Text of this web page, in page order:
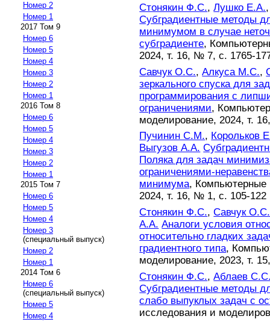
Номер 2
Номер 1
2017 Том 9
Номер 6
Номер 5
Номер 4
Номер 3
Номер 2
Номер 1
2016 Том 8
Номер 6
Номер 5
Номер 4
Номер 3
Номер 2
Номер 1
2015 Том 7
Номер 6
Номер 5
Номер 4
Номер 3
(специальный выпуск)
Номер 2
Номер 1
2014 Том 6
Номер 6
(специальный выпуск)
Номер 5
Номер 4
Стонякин Ф.С.,Лyшко Е.А.
Субградиентные методы
минимумом в случае
субградиенте,
2024, т. 16, № 7, с. 1765-
Савчук О.С.,Алкуса М.С.,
зеркального спуска для
программирования с
ограничениями,
моделирование, 2024, т.
Пучинин С.М., Корольков
Выгузов А.А.
Поляка для задач
ограничениями-
минимума, Компьютерные
2024, т. 16, № 1, с. 105-122
Стонякин Ф.С.,Савчyк О.С.
А.А. Аналоги условия
относительно гладких
градиентного типа,
моделирование, 2023, т.
Стонякин Ф.С.,Аблаев
Субградиентные методы
слабо выпуклых задач с
исследования и